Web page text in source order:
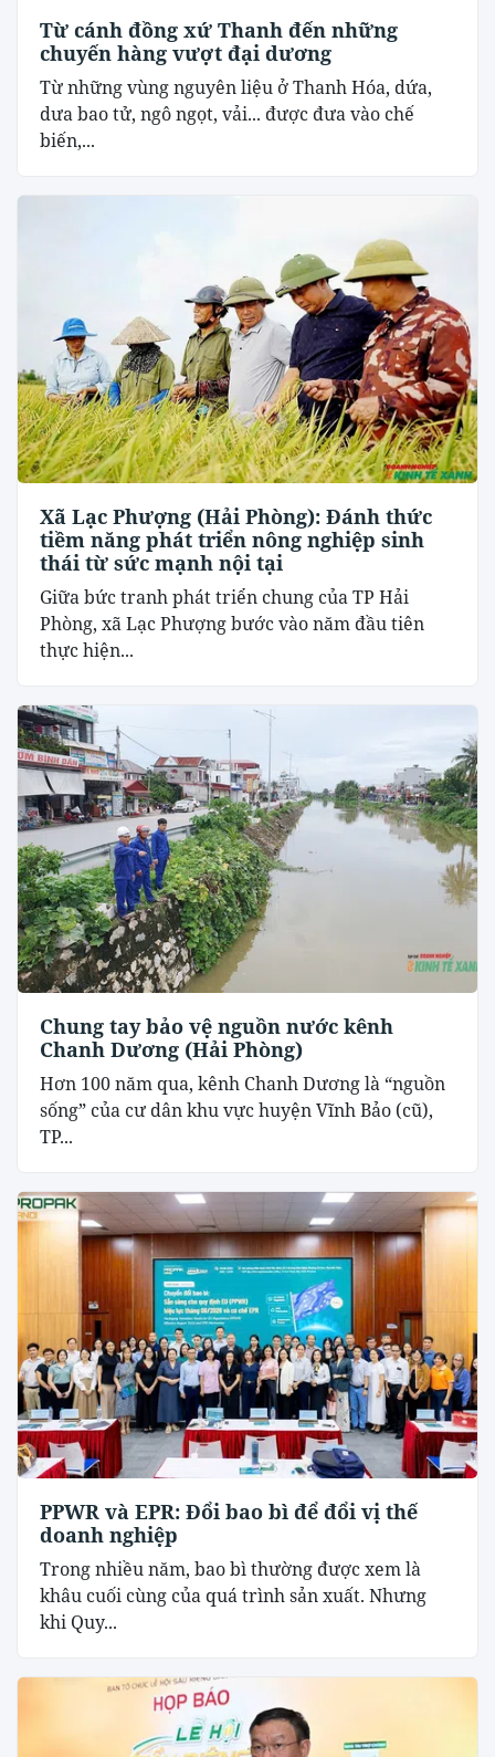
Từ cánh đồng xứ Thanh đến những
chuyến hàng vượt đại dương
Từ những vùng nguyên liệu ở Thanh Hóa, dứa,
dưa bao tử, ngô ngọt, vải... được đưa vào chế
biến,...
Xã Lạc Phượng (Hải Phòng): Đánh thức
tiềm năng phát triển nông nghiệp sinh
thái từ sức mạnh nội tại
​Giữa bức tranh phát triển chung của TP Hải
Phòng, xã Lạc Phượng bước vào năm đầu tiên
thực hiện...
Chung tay bảo vệ nguồn nước kênh
Chanh Dương (Hải Phòng)
Hơn 100 năm qua, kênh Chanh Dương là “nguồn
sống” của cư dân khu vực huyện Vĩnh Bảo (cũ),
TP...
PPWR và EPR: Đổi bao bì để đổi vị thế
doanh nghiệp
Trong nhiều năm, bao bì thường được xem là
khâu cuối cùng của quá trình sản xuất. Nhưng
khi Quy...